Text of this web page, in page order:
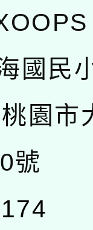
國民
園市
號